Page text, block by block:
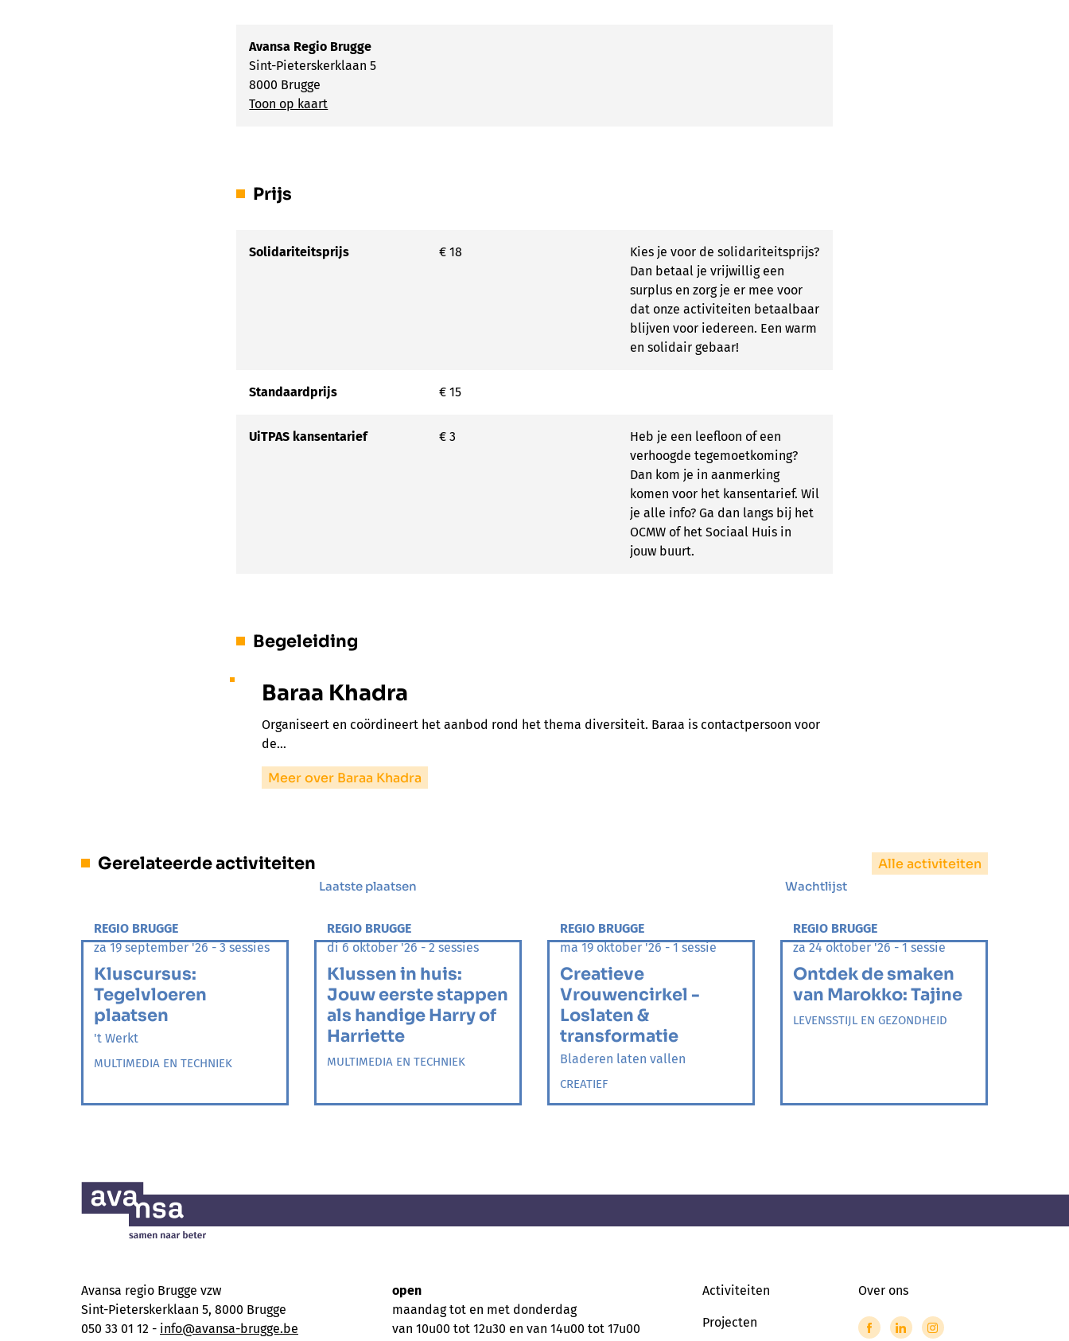
Avansa Regio Brugge
Sint-Pieterskerklaan 5
8000 Brugge
Toon op kaart
Prijs
Solidariteitsprijs € 18
Kies je voor de solidariteitsprijs?
Dan betaal je vrijwillig een
surplus en zorg je er mee voor
dat onze activiteiten betaalbaar
blijven voor iedereen. Een warm
en solidair gebaar!
Standaardprijs € 15
UiTPAS kansentarief € 3
Heb je een leefloon of een
verhoogde tegemoetkoming?
Dan kom je in aanmerking
komen voor het kansentarief. Wil
je alle info? Ga dan langs bij het
OCMW of het Sociaal Huis in
jouw buurt.
Begeleiding
Baraa Khadra
Organiseert en coördineert het aanbod rond het thema diversiteit. Baraa is contactpersoon voor
de…
Meer over Baraa Khadra
Gerelateerde activiteiten Alle activiteiten
REGIO BRUGGE
za 19 september '26 - 3 sessies
Kluscursus:
Tegelvloeren
plaatsen
't Werkt
MULTIMEDIA EN TECHNIEK
Laatste plaatsen
REGIO BRUGGE
di 6 oktober '26 - 2 sessies
Klussen in huis:
Jouw eerste stappen
als handige Harry of
Harriette
MULTIMEDIA EN TECHNIEK
REGIO BRUGGE
ma 19 oktober '26 - 1 sessie
Creatieve
Vrouwencirkel -
Loslaten &
transformatie
Bladeren laten vallen
CREATIEF
Wachtlijst
REGIO BRUGGE
za 24 oktober '26 - 1 sessie
Ontdek de smaken
van Marokko: Tajine
LEVENSSTIJL EN GEZONDHEID
Avansa regio Brugge vzw
Sint-Pieterskerklaan 5, 8000 Brugge
050 33 01 12 - info@avansa-brugge.be
open
maandag tot en met donderdag
van 10u00 tot 12u30 en van 14u00 tot 17u00
Activiteiten
Projecten
Over ons